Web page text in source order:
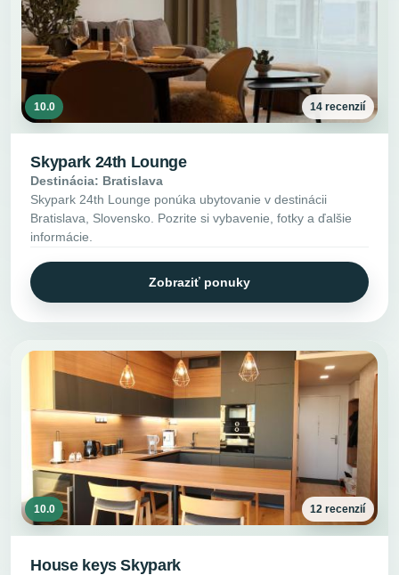
10.0 14 recenzií
Skypark 24th Lounge
Destinácia: Bratislava
Skypark 24th Lounge ponúka ubytovanie v destinácii
Bratislava, Slovensko. Pozrite si vybavenie, fotky a ďalšie
informácie.
Zobraziť ponuky
10.0 12 recenzií
House keys Skypark